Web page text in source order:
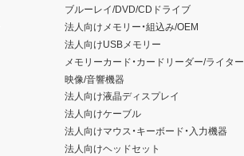
ブルーレイ/DVD/CDドライブ
法人向けメモリー・組込み/OEM
法人向けUSBメモリー
メモリーカード・カードリーダー/ライター
映像/音響機器
法人向け液晶ディスプレイ
法人向けケーブル
法人向けマウス・キーボード・入力機器
法人向けヘッドセット